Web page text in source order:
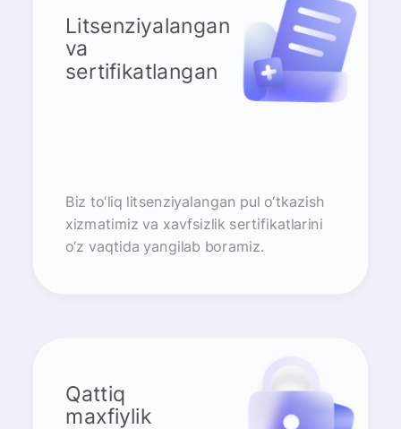
Litsenziyalangan
va
sertifikatlangan
Biz to‘liq litsenziyalangan pul o‘tkazish
xizmatimiz va xavfsizlik sertifikatlarini
o‘z vaqtida yangilab boramiz.
Qattiq
maxfiylik